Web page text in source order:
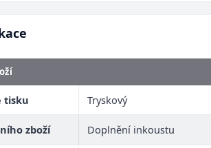
tisku Tryskový
zboží Doplnění inkoustu